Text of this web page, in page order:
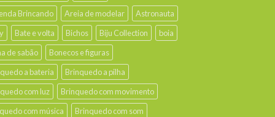
Brincando
Areia de modelar
Astronauta
Bate e volta Bichos Biju Collection
boia
de sabão
Bonecos e figuras
a bateria
Brinquedo a pilha
com luz
Brinquedo com movimento
com música
Brinquedo com som